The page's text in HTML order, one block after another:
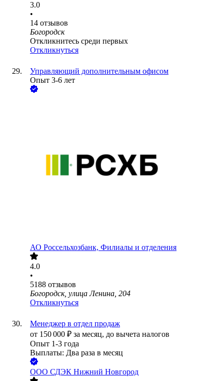
3.0
•
14 отзывов
Богородск
Откликнитесь среди первых
Откликнуться
Управляющий дополнительным офисом
Опыт 3-6 лет
АО Россельхозбанк, Филиалы и отделения
4.0
•
5188 отзывов
Богородск, улица Ленина, 204
Откликнуться
Менеджер в отдел продаж
от 150 000 ₽ за месяц, до вычета налогов
Опыт 1-3 года
Выплаты: Два раза в месяц
ООО СДЭК Нижний Новгород